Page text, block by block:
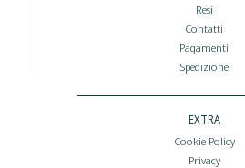
Resi
Contatti
Pagamenti
Spedizione
EXTRA
Cookie Policy
Privacy